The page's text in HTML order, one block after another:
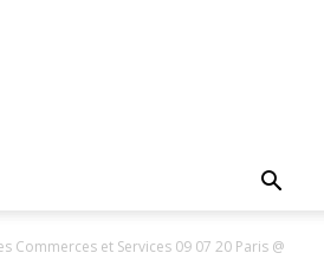
Commerces et Services 09 07 20 Paris @